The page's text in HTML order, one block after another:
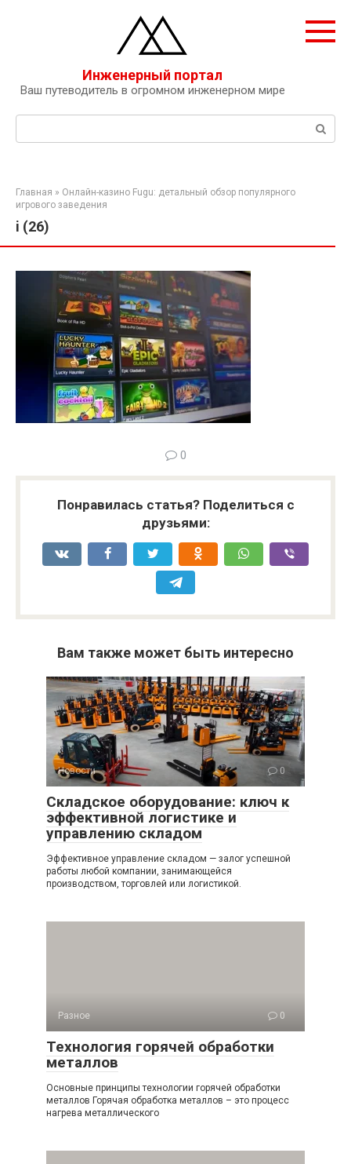
Инженерный портал
Ваш путеводитель в огромном инженерном мире
Поиск:
Главная » Онлайн-казино Fugu: детальный обзор популярного
игрового заведения
i (26)
0
Понравилась статья? Поделиться с
друзьями:
Вам также может быть интересно
Новости 0
Складское оборудование: ключ к
эффективной логистике и
управлению складом
Эффективное управление складом — залог успешной
работы любой компании, занимающейся
производством, торговлей или логистикой.
Разное 0
Технология горячей обработки
металлов
Основные принципы технологии горячей обработки
металлов Горячая обработка металлов – это процесс
нагрева металлического